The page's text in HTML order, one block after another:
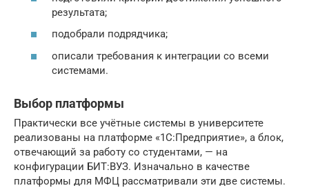
результата;
подобрали подрядчика;
описали требования к интеграции со всеми
системами.
Выбор платформы
Практически все учётные системы в университете
реализованы на платформе «1С:Предприятие», а блок,
отвечающий за работу со студентами, — на
конфигурации БИТ:ВУЗ. Изначально в качестве
платформы для МФЦ рассматривали эти две системы.